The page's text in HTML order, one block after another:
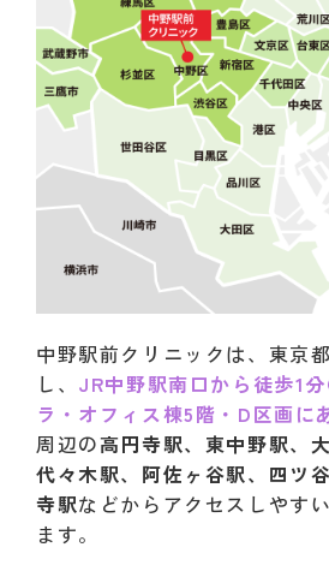
中野駅前クリニックは、東京
し、 JR中野駅南口から徒歩1
ラ・オフィス棟5階・D区画に
周辺の高円寺駅、東中野駅、
代々木駅、阿佐ヶ谷駅、四ツ
寺駅などからアクセスしやす
ます。